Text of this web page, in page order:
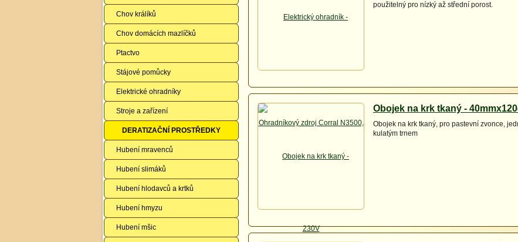
Chov králíků
Chov domácích mazlíčků
Ptactvo
Stájové pomůcky
Elektrické ohradníky
Stroje a zařízení
DERATIZAČNÍ PROSTŘEDKY
Hubení mravenců
Hubení slimáků
Hubení hlodavců a krtků
Hubení hmyzu
Hubení mšic
použitelný pro nízký až střední porost.
Obojek na krk tkaný -
Obojek na krk tkaný, pro pastevní zvonce,
kulatým trnem